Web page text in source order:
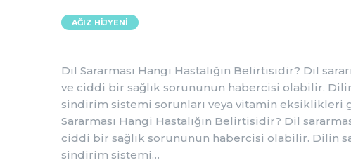
AĞIZ HIJYENI
Dil Sararması Hangi Hastalığın Belirtisidir? Dil
ve ciddi bir sağlık sorununun habercisi olabilir.
sindirim sistemi sorunları veya vitamin eksiklikleri
Sararması Hangi Hastalığın Belirtisidir? Dil
ciddi bir sağlık sorununun habercisi olabilir. Dilin
sindirim sistemi…